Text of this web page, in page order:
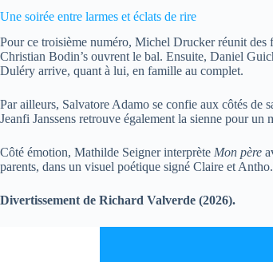
Une soirée entre larmes et éclats de rire
Pour ce troisième numéro, Michel Drucker réunit des
Christian Bodin’s ouvrent le bal. Ensuite, Daniel
Duléry arrive, quant à lui, en famille au complet.
Par ailleurs, Salvatore Adamo se confie aux côtés de
Jeanfi Janssens retrouve également la sienne pour un
Côté émotion, Mathilde Seigner interprète Mon père
parents, dans un visuel poétique signé Claire et
Divertissement de Richard Valverde (2026).